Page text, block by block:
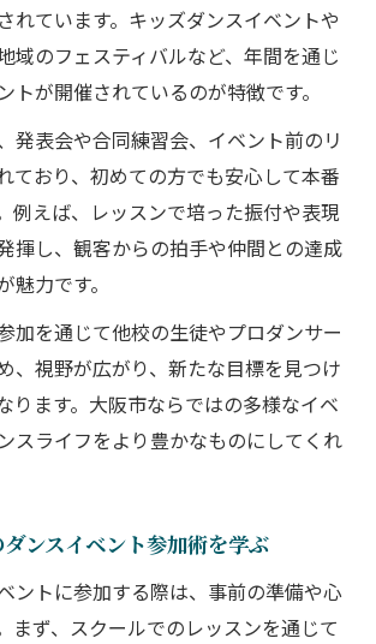
れています。キッズダンスイベントや
域のフェスティバルなど、年間を通じ
トが開催されているのが特徴です。
発表会や合同練習会、イベント前のリ
ており、初めての方でも安心して本番
例えば、レッスンで培った振付や表現
揮し、観客からの拍手や仲間との達成
力です。
加を通じて他校の生徒やプロダンサー
、視野が広がり、新たな目標を見つけ
ります。大阪市ならではの多様なイベ
スライフをより豊かなものにしてくれ
ンスイベント参加術を学ぶ
ントに参加する際は、事前の準備や心
まず、スクールでのレッスンを通じて